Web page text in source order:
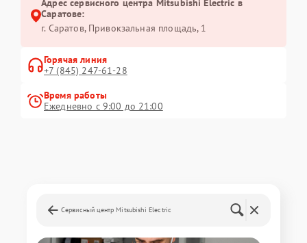
Адрес сервисного центра Mitsubishi Electric в
Саратове:
г. Саратов, Привокзальная площадь, 1
Горячая линия
+7 (845) 247-61-28
Время работы
Ежедневно с 9:00 до 21:00
Сервисный центр Mitsubishi Electric